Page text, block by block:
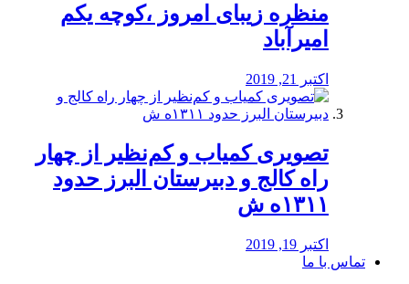
منظره‌‌ زیبای امروز ،کوچه یکم
امیرآباد
اکتبر 21, 2019
️تصویری کمیاب و کم‌نظیر از چهار
راه كالج و دبيرستان البرز حدود
۱۳۱۱ه ش
اکتبر 19, 2019
تماس با ما